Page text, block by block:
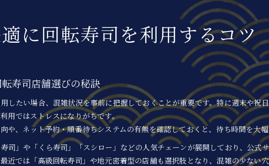
に回転寿司を利用するコツ
寿司店舗選びの秘訣
したい場合、混雑状況を事前に把握しておくことが重要です。特に週末や祝
用ではストレスになりがちです。
や、ネット予約・順番待ちシステムの有無を確認しておくと、待ち時間を大
司」や「くら寿司」「スシロー」などの人気チェーンが展開しており、公式
近では「高級回転寿司」や地元密着型の店舗も選択肢となり、混雑の少ない